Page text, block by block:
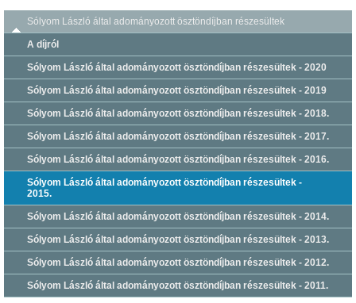
Sólyom László által adományozott ösztöndíjban részesültek
A díjról
Sólyom László által adományozott ösztöndíjban részesültek - 2020
Sólyom László által adományozott ösztöndíjban részesültek - 2019
Sólyom László által adományozott ösztöndíjban részesültek - 2018.
Sólyom László által adományozott ösztöndíjban részesültek - 2017.
Sólyom László által adományozott ösztöndíjban részesültek - 2016.
Sólyom László által adományozott ösztöndíjban részesültek -
2015.
Sólyom László által adományozott ösztöndíjban részesültek - 2014.
Sólyom László által adományozott ösztöndíjban részesültek - 2013.
Sólyom László által adományozott ösztöndíjban részesültek - 2012.
Sólyom László által adományozott ösztöndíjban részesültek - 2011.